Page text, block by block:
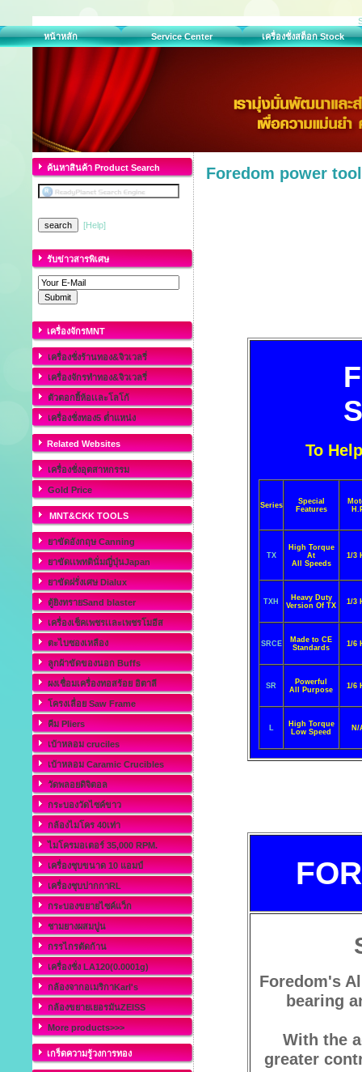
หน้าหลัก
Service Center เครื่องชั่งสต็อก Stock
ค้นหาสินค้า Product Search
[Help]
รับข่าวสารพิเศษ
เครื่องจักรMNT
เครื่องชั่งร้านทอง&จิวเวลรี่
เครื่องจักรทำทอง&จิวเวลรี่
ตัวตอกยี้ห้อเเละโลโก้
เครื่องชั่งทอง5 ต่ำแหน่ง
Related Websites
เครื่องชั่งอุตสาหกรรม
Gold Price
MNT&CKK TOOLS
ยาขัดอังกฤษ Canning
ยาขัดเเพทตินั่มญี่ปุ่นJapan
ยาขัดฝรั่งเศษ Dialux
ตู้ยิงทรายSand blaster
เครื่องเช็คเพชรเเละเพชรโมอีส
ตะไบซองเหลือง
ลูกผ้าขัดของนอก Buffs
ผงเชื่อมเครื่องทอสร้อย อิตาลี
โครงเลื่อย Saw Frame
คีม Pliers
เบ้าหลอม cruciles
เบ้าหลอม Caramic Crucibles
วัดพลอยดิจิตอล
กระบองวัดไซค์ขาว
กล้องไมโคร 40เท่า
ไมโครมอเตอร์ 35,000 RPM.
เครื่องชุบขนาด 10 แอมป์
เครื่องชุบปากกาRL
กระบองขยายไซค์แว็ก
ชามยางผสมปูน
กรรไกรตัดก้าน
เครื่องชั่ง LA120(0.0001g)
กล้องจากอเมริกาKarl's
กล้องขยายเยอรมันZEISS
More products>>>
เกร็ดความรู้วงการทอง
Foredom power
To
Series
Special
Features
TX
High Torque
At
All Speeds
1/3
TXH
Heavy Duty
Version Of TX
1/3
SRCE
Made to CE
Standards
1/6
SR
Powerful
All Purpose
1/6
L
High Torque
Low Speed
N/
Foredom's
bearing
With the
greater